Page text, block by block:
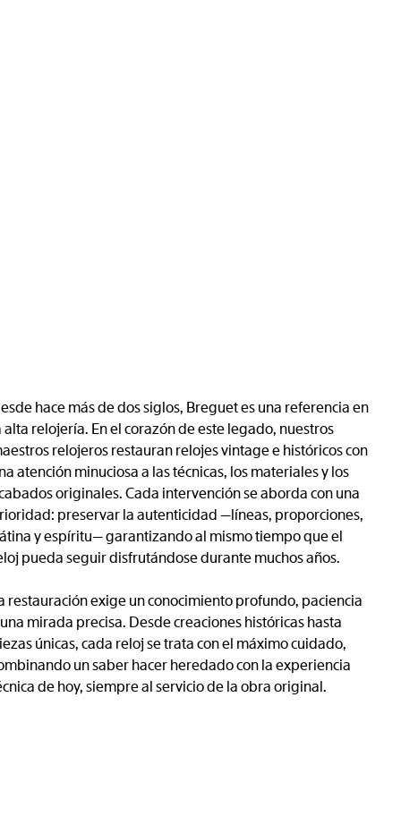
hace más de dos siglos, Breguet es una referencia en
alta relojería. En el corazón de este legado, nuestros
relojeros restauran relojes vintage e históricos con
atención minuciosa a las técnicas, los materiales y los
originales. Cada intervención se aborda con una
preservar la autenticidad —líneas, proporciones,
y espíritu— garantizando al mismo tiempo que el
pueda seguir disfrutándose durante muchos años.
restauración exige un conocimiento profundo, paciencia
mirada precisa. Desde creaciones históricas hasta
únicas, cada reloj se trata con el máximo cuidado,
un saber hacer heredado con la experiencia
de hoy, siempre al servicio de la obra original.